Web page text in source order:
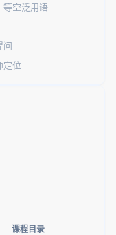
等空泛用语
问
定位
课程目录